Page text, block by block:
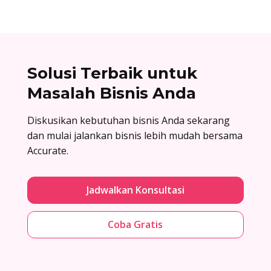
Solusi Terbaik untuk
Masalah Bisnis Anda
Diskusikan kebutuhan bisnis Anda sekarang
dan mulai jalankan bisnis lebih mudah bersama
Accurate.
Jadwalkan Konsultasi
Coba Gratis